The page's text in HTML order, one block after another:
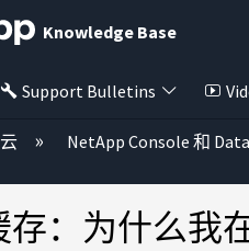
Knowledge Base
Support Bulletins
全局层次
云 NetApp Console 和
：为什么我